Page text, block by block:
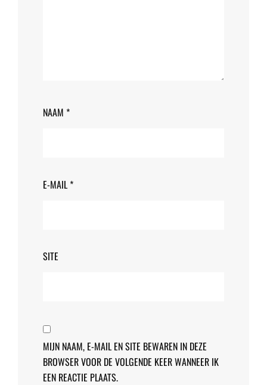
NAAM *
E-MAIL*
SITE
MIJN NAAM, E-MAIL EN SITE BEWAREN IN DEZE
BROWSER VOOR DE VOLGENDE KEER WANNEER IK
EEN REACTIE PLAATS.